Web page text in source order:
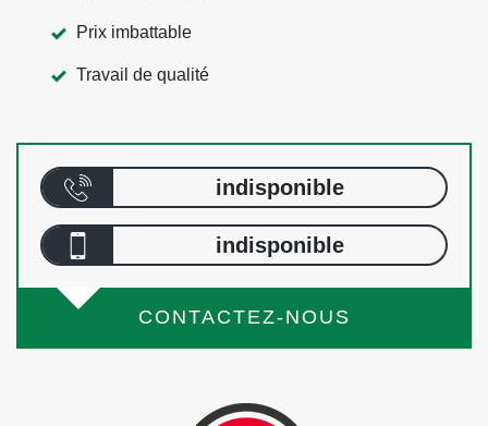
Prix imbattable
Travail de qualité
indisponible
indisponible
CONTACTEZ-NOUS